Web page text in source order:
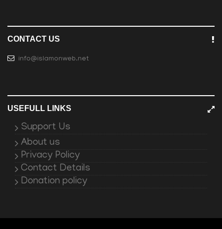
CONTACT US
info@islamonweb.net
USEFULL LINKS
Support Us
About us
Privacy Policy
Contact Details
Donation policy